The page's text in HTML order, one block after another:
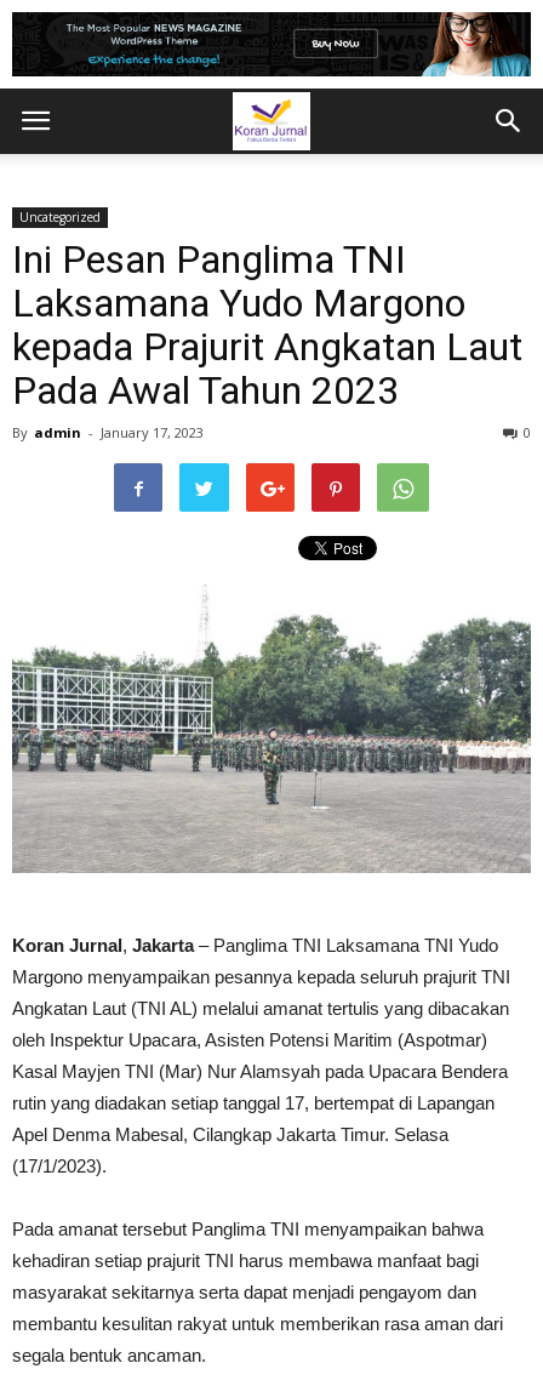
Uncategorized
Ini Pesan Panglima TNI
Laksamana Yudo Margono
kepada Prajurit Angkatan Laut
Pada Awal Tahun 2023
By admin - January 17, 2023 0
Koran Jurnal, Jakarta– Panglima TNI Laksamana TNI Yudo
Margono menyampaikan pesannya kepada seluruh prajurit TNI
Angkatan Laut (TNI AL) melalui amanat tertulis yang dibacakan
oleh Inspektur Upacara, Asisten Potensi Maritim (Aspotmar)
Kasal Mayjen TNI (Mar) Nur Alamsyah pada Upacara Bendera
rutin yang diadakan setiap tanggal 17, bertempat di Lapangan
Apel Denma Mabesal, Cilangkap Jakarta Timur. Selasa
(17/1/2023).
Pada amanat tersebut Panglima TNI menyampaikan bahwa
kehadiran setiap prajurit TNI harus membawa manfaat bagi
masyarakat sekitarnya serta dapat menjadi pengayom dan
membantu kesulitan rakyat untuk memberikan rasa aman dari
segala bentuk ancaman.